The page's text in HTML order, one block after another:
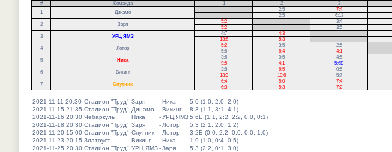
# Команда 1 2 3
1
Динамо
2:5 7:4
2:5 6:13
2
Заря
5:2 3:4
5:2 3:5
3
УРЦ ЯМЗ
4:7 4:3
13:6 5:3
4
Лотор
5:2 3:5 2:5
5:6 6:4 4:1
5
Ника
3:6 0:5 4:5
9:5 4:1 5:6Б
6
Викинг
3:8 6:5 0:5
13:3 10:6 5:7
7
Спутник
6:4 5:0 7:4
6:3 5:3 7:2
2021-11-11 20:30 Стадион "Труд" Заря -Ника
5:0 (1:0, 2:0, 2:0)
2021-11-15 21:35 Стадион "Труд" Динамо -Викинг
8:3 (1:1, 3:1, 4:1)
2021-11-16 20:30 Чебаркуль Ника -УРЦ ЯМЗ5:6Б (1:1, 2:2, 2:2, 0:0, 0:1)
2021-11-18 20:30 Стадион "Труд" Заря - Лотор
5:3 (2:1, 2:0, 1:2)
2021-11-20 15:00 Стадион "Труд" Спутник - Лотор
3:2Б (0:0, 2:2, 0:0, 0:0, 1:0)
2021-11-23 20:15 Златоуст Викинг -Ника
1:9 (1:0, 0:4, 0:5)
2021-11-25 20:30 Стадион "Труд" УРЦ ЯМЗ-Заря
5:3 (2:2, 0:1, 3:0)